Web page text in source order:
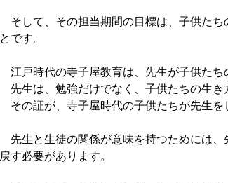
そして、その担当期間の目標は、子供たち
とです。
江戸時代の寺子屋教育は、先生が子供たち
先生は、勉強だけでなく、子供たちの生き
その証が、寺子屋時代の子供たちが先生を
先生と生徒の関係が意味を持つためには、
戻す必要があります。